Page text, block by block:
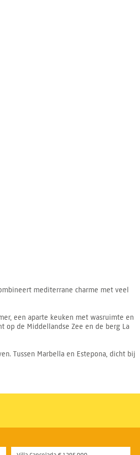
mediterrane charme met veel
een aparte keuken met wasruimte en
op de Middellandse Zee en de berg La
Tussen Marbella en Estepona, dicht bij